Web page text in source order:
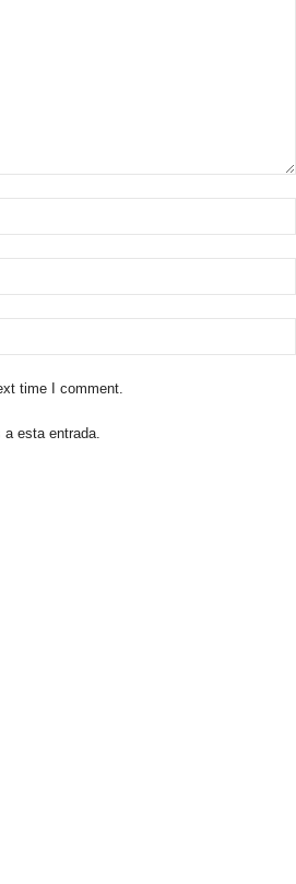
time I comment.
a esta entrada.